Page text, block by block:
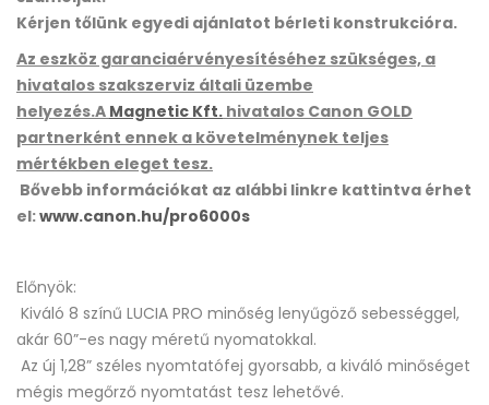
Kérjen tőlünk egyedi ajánlatot bérleti konstrukcióra.
Az eszköz garanciaérvényesítéséhez szükséges, a
hivatalos szakszerviz általi üzembe
helyezés.A Magnetic Kft. hivatalos Canon GOLD
partnerként ennek a követelménynek teljes
mértékben eleget tesz.
Bővebb információkat az alábbi linkre kattintva érhet
el:www.canon.hu/pro6000s
Előnyök:
Kiváló 8 színű LUCIA PRO minőség lenyűgöző sebességgel,
akár 60”-es nagy méretű nyomatokkal.
Az új 1,28” széles nyomtatófej gyorsabb, a kiváló minőséget
mégis megőrző nyomtatást tesz lehetővé.